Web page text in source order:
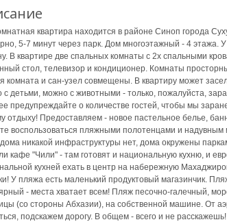
квартира находится в районе Синоп города
5-7 минут через парк. Дом многоэтажный - 4 этажа.
В квартире две спальных комнаты с 2х спальными
стол, телевизор и кондиционер. Комнаты
комната и сан-узел совмещены. В квартиру может
с детьми, можно с животными - только, пожалуйста,
предупреждайте о количестве гостей, чтобы мы
отдыху! Предоставляем - новое пастельное белье,
воспользоваться пляжными полотенцами и
никакой инфраструктуры нет, дома окружены
кафе "Чили" - там готовят и национальную кухню, и
кухней ехать в центр на набережную
У пляжа есть маленький продуктовый магазинчик.
- места хватает всем! Пляж песочно-галечный,
(со стороны Абхазии), на собственной машине. От
подскажем дорогу. В общем - всего и не